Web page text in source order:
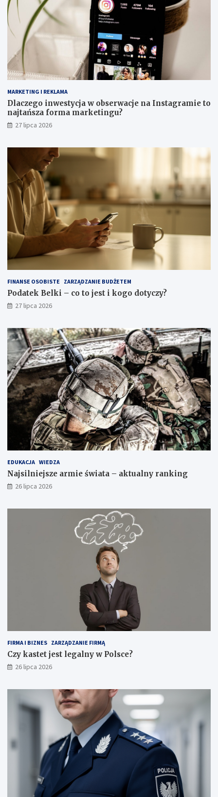
MARKETING I REKLAMA
Dlaczego inwestycja w obserwacje na Instagramie to
najtańsza forma marketingu?
27 lipca 2026
FINANSE OSOBISTE ZARZĄDZANIE BUDŻETEM
Podatek Belki – co to jest i kogo dotyczy?
27 lipca 2026
EDUKACJA WIEDZA
Najsilniejsze armie świata – aktualny ranking
26 lipca 2026
FIRMA I BIZNES ZARZĄDZANIE FIRMĄ
Czy kastet jest legalny w Polsce?
26 lipca 2026